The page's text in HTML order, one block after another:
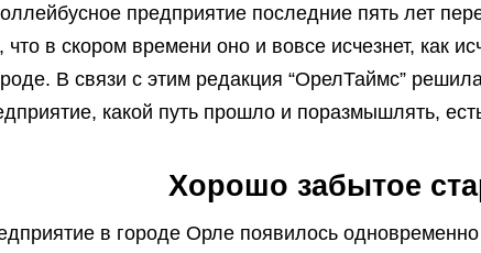
предприятие последние пять лет
что в скором времени оно и вовсе исчезнет, как
В связи с этим редакция “ОрелТаймс”
какой путь прошло и поразмышлять,
Хорошо забытое
в городе Орле появилось